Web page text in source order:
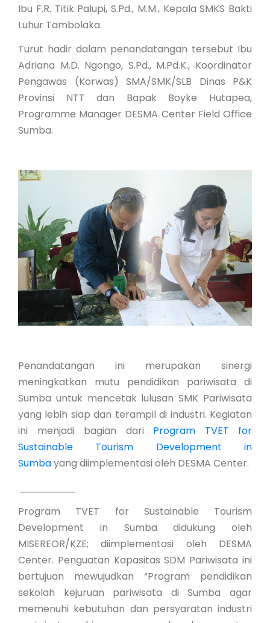
Ibu F.R. Titik Palupi, S.Pd., M.M., Kepala SMKS Bakti
Luhur Tambolaka.
Turut hadir dalam penandatangan tersebut Ibu
Adriana M.D. Ngongo, S.Pd., M.Pd.K., Koordinator
Pengawas (Korwas) SMA/SMK/SLB Dinas P&K
Provinsi NTT dan Bapak Boyke Hutapea,
Programme Manager DESMA Center Field Office
Sumba.
Penandatangan ini merupakan sinergi
meningkatkan mutu pendidikan pariwisata di
Sumba untuk mencetak lulusan SMK Pariwisata
yang lebih siap dan terampil di industri. Kegiatan
ini menjadi bagian dari Program TVET for
Sustainable Tourism Development in
Sumbayang diimplementasi oleh DESMA Center.
Program TVET for Sustainable Tourism
Development in Sumba didukung oleh
MISEREOR/KZE; diimplementasi oleh DESMA
Center. Penguatan Kapasitas SDM Pariwisata ini
bertujuan mewujudkan “Program pendidikan
sekolah kejuruan pariwisata di Sumba agar
memenuhi kebutuhan dan persyaratan industri